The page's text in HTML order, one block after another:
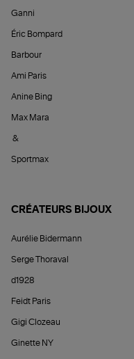
Ganni
Éric Bompard
Barbour
Ami Paris
Anine Bing
Max Mara
&
Sportmax
CRÉATEURS BIJOUX
Aurélie Bidermann
Serge Thoraval
d1928
Feidt Paris
Gigi Clozeau
Ginette NY